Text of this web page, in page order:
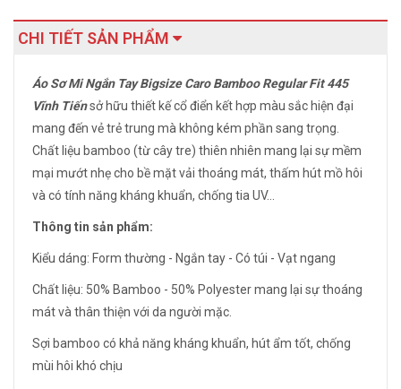
CHI TIẾT SẢN PHẨM
Áo Sơ Mi Ngắn Tay Bigsize Caro Bamboo Regular Fit 445
Vĩnh Tiếnsở hữu thiết kế cổ điển kết hợp màu sắc hiện đại
mang đến vẻ trẻ trung mà không kém phần sang trọng.
Chất liệu bamboo (từ cây tre) thiên nhiên mang lại sự mềm
mại mướt nhẹ cho bề mặt vải thoáng mát, thấm hút mồ hôi
và có tính năng kháng khuẩn, chống tia UV...
Thông tin sản phẩm:
Kiểu dáng: Form thường - Ngắn tay - Có túi - Vạt ngang
Chất liệu: 50% Bamboo - 50% Polyester mang lại sự thoáng
mát và thân thiện với da người mặc.
Sợi bamboo có khả năng kháng khuẩn, hút ẩm tốt, chống
mùi hôi khó chịu